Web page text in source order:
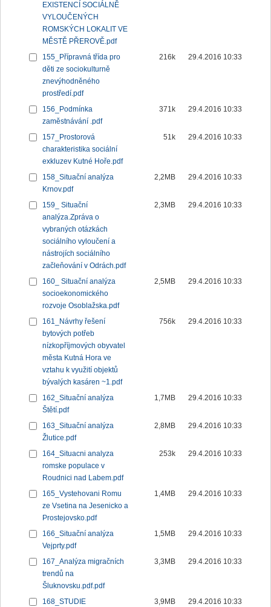
EXISTENCÍ SOCIÁLNĚ
VYLOUČENÝCH
ROMSKÝCH LOKALIT VE
MĚSTĚ PŘEROVĚ.pdf
155_Přípravná třída pro
děti ze sociokulturně
znevýhodněného
prostředí.pdf
216k 29.4.2016 10:33
156_Podmínka
zaměstnávání .pdf
371k 29.4.2016 10:33
157_Prostorová
charakteristika sociální
exkluzev Kutné Hoře.pdf
51k 29.4.2016 10:33
158_Situační analýza
Krnov.pdf
2,2MB 29.4.2016 10:33
159_ Situační
analýza.Zpráva o
vybraných otázkách
sociálního vyloučení a
nástrojích sociálního
začleňování v Odrách.pdf
2,3MB 29.4.2016 10:33
160_ Situační analýza
socioekonomického
rozvoje Osoblažska.pdf
2,5MB 29.4.2016 10:33
161_Návrhy řešení
bytových potřeb
nízkopříjmových obyvatel
města Kutná Hora ve
vztahu k využití objektů
bývalých kasáren ~1.pdf
756k 29.4.2016 10:33
162_Situační analýza
Štětí.pdf
1,7MB 29.4.2016 10:33
163_Situační analýza
Žlutice.pdf
2,8MB 29.4.2016 10:33
164_Situacni analyza
romske populace v
Roudnici nad Labem.pdf
253k 29.4.2016 10:33
165_Vystehovani Romu
ze Vsetina na Jesenicko a
Prostejovsko.pdf
1,4MB 29.4.2016 10:33
166_Situační analýza
Vejprty.pdf
1,5MB 29.4.2016 10:33
167_Analýza migračních
trendů na
Šluknovsku.pdf.pdf
3,3MB 29.4.2016 10:33
168_STUDIE
3,9MB 29.4.2016 10:33